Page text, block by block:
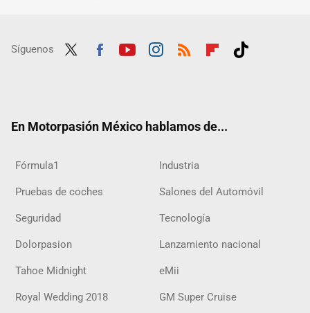
Síguenos
En Motorpasión México hablamos de...
Fórmula1 Industria
Pruebas de coches Salones del Automóvil
Seguridad Tecnología
Dolorpasion Lanzamiento nacional
Tahoe Midnight eMii
Royal Wedding 2018 GM Super Cruise